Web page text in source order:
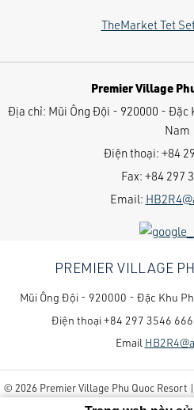
TheMarket Tet
Premier Village
Địa chỉ: Mũi Ông Đội - 920000 - Đặc
Nam
Điện thoại: +84
Fax: +84 297
Email:
PREMIER VILLAGE
Mũi Ông Đội - 920000 - Đặc Khu
Điện thoại+84 297 3546 666
Email
© 2026 Premier Village Phu Quoc Resort |